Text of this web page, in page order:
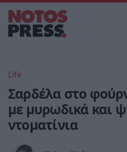
Life
Σαρδέλα στο
με μυρωδικά και
ντοματίνια